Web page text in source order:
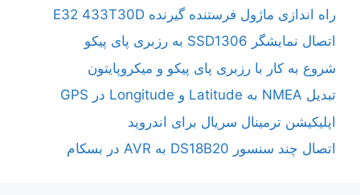
راه اندازی ماژول فرستنده گیرنده E32 433T30D
اتصال نمایشگر SSD1306 به رزبری پای پیکو
شروع به کار با رزبری پای پیکو و میکروپایتون
تبدیل NMEA به Latitude و Longitude در GPS
اپلیکیشن ترمینال سریال برای اندروید
اتصال چند سنسور DS18B20 به AVR در بسکام